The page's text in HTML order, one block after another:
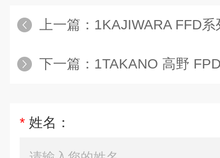
上一篇： 1KAJIWARA FFD
下一篇： 1TAKANO 高野 FPD
* 姓名：